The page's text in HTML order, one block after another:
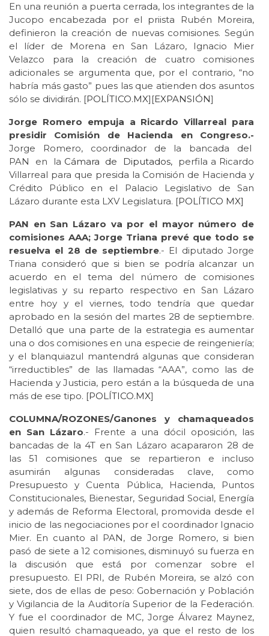
En una reunión a puerta cerrada, los integrantes de la
Jucopo encabezada por el priista Rubén Moreira,
definieron la creación de nuevas comisiones. Según
el líder de Morena en San Lázaro, Ignacio Mier
Velazco para la creación de cuatro comisiones
adicionales se argumenta que, por el contrario, “no
habría más gasto” pues las que atienden dos asuntos
sólo se dividirán. [POLÍTICO.MX][EXPANSIÓN]
Jorge Romero empuja a Ricardo Villarreal para
presidir Comisión de Hacienda en Congreso.-
Jorge Romero, coordinador de la bancada del
PAN en la Cámara de Diputados, perfila a Ricardo
Villarreal para que presida la Comisión de Hacienda y
Crédito Público en el Palacio Legislativo de San
Lázaro durante esta LXV Legislatura. [POLÍTICO MX]
PAN en San Lázaro va por el mayor número de
comisiones AAA; Jorge Triana prevé que todo se
resuelva el 28 de septiembre.- El diputado Jorge
Triana consideró que si bien se podría alcanzar un
acuerdo en el tema del número de comisiones
legislativas y su reparto respectivo en San Lázaro
entre hoy y el viernes, todo tendría que quedar
aprobado en la sesión del martes 28 de septiembre.
Detalló que una parte de la estrategia es aumentar
una o dos comisiones en una especie de reingeniería;
y el blanquiazul mantendrá algunas que consideran
“irreductibles” de las llamadas “AAA”, como las de
Hacienda y Justicia, pero están a la búsqueda de una
más de ese tipo. [POLÍTICO.MX]
COLUMNA/ROZONES/Ganones y chamaqueados
en San Lázaro.- Frente a una dócil oposición, las
bancadas de la 4T en San Lázaro acapararon 28 de
las 51 comisiones que se repartieron e incluso
asumirán algunas consideradas clave, como
Presupuesto y Cuenta Pública, Hacienda, Puntos
Constitucionales, Bienestar, Seguridad Social, Energía
y además de Reforma Electoral, promovida desde el
inicio de las negociaciones por el coordinador Ignacio
Mier. En cuanto al PAN, de Jorge Romero, si bien
pasó de siete a 12 comisiones, disminuyó su fuerza en
la discusión que está por comenzar sobre el
presupuesto. El PRI, de Rubén Moreira, se alzó con
siete, dos de ellas de peso: Gobernación y Población
y Vigilancia de la Auditoría Superior de la Federación.
Y fue el coordinador de MC, Jorge Álvarez Maynez,
quien resultó chamaqueado, ya que el resto de los